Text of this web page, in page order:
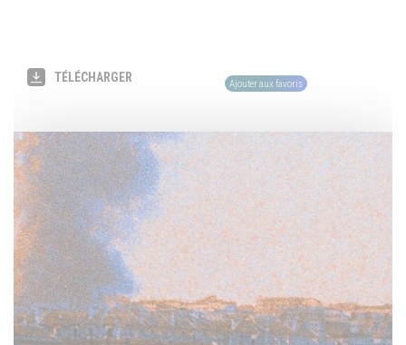
TÉLÉCHARGER Ajouter aux favoris